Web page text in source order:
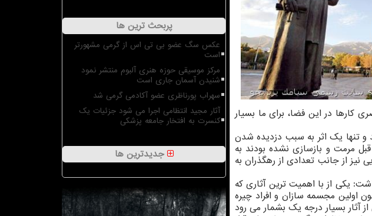
کارها در این فضا، برای ما بسیار
هستند و تنها یک اثر به سبب دزدیده شدن
مرمت و بازسازی نشده بودند به
نیز از جانب تعدادی از رهگذران به
یکی از با اهمیت ترین آثاری که
اولین مجسمه سازان و افراد چیره
آثار بسیار درجه یک بشمار می رود
پربحث ترین ها
عکس سگ عضو بی تی اس از گرمی مشهورتر
است
مرکز موسیقی حوزه هنری آلبوم منتشر نمود
شنیدن آسمان جاری است
سهراب پورناظری عضو آکادمی گرمی شد
آثار مجید انتظامی اجرا می شود جزئیات یک
کنسرت به افتخار جامعه پزشکی
جدیدترین ها